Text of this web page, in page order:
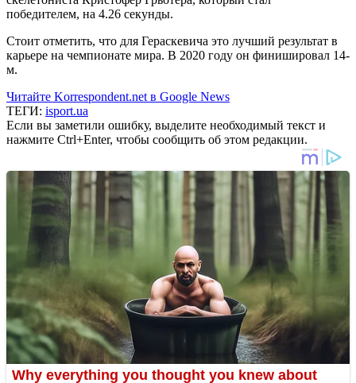
победителем, на 4.26 секунды.
Стоит отметить, что для Гераскевича это лучший результат в
карьере на чемпионате мира. В 2020 году он финишировал 14-
м.
Читайте Korrespondent.net в Google News
ТЕГИ: isport.ua
Если вы заметили ошибку, выделите необходимый текст и
нажмите Ctrl+Enter, чтобы сообщить об этом редакции.